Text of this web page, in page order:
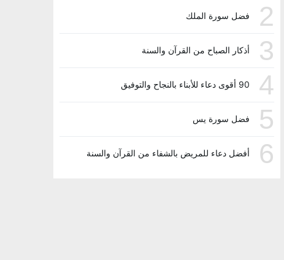
2 فضل سورة الملك
3 أذكار الصباح من القرآن والسنة
4 90 أقوى دعاء للأبناء بالنجاح والتوفيق
5 فضل سورة يس
6 أفضل دعاء للمريض بالشفاء من القرآن والسنة